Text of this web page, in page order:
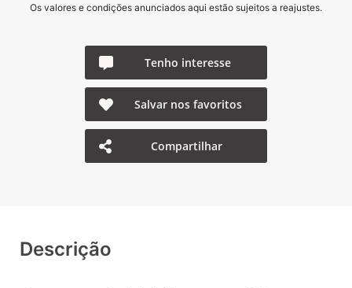
Os valores e condições anunciados aqui estão sujeitos a reajustes.
Tenho interesse
Salvar nos favoritos
Compartilhar
Descrição